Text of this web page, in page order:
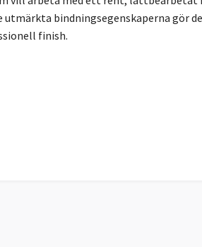
utmärkta bindningsegenskaperna gör
finish.